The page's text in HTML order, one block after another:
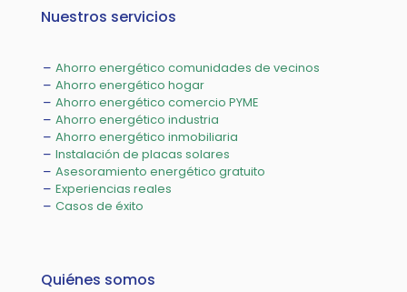
Nuestros servicios
Ahorro energético comunidades de vecinos
Ahorro energético hogar
Ahorro energético comercio PYME
Ahorro energético industria
Ahorro energético inmobiliaria
Instalación de placas solares
Asesoramiento energético gratuito
Experiencias reales
Casos de éxito
Quiénes somos